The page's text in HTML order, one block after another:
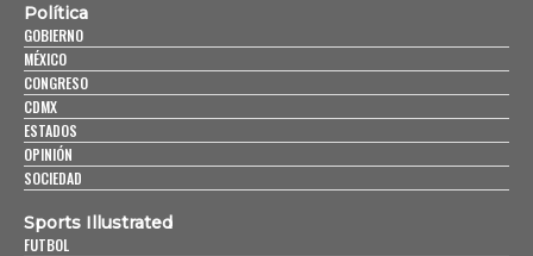
Política
GOBIERNO
MÉXICO
CONGRESO
CDMX
ESTADOS
OPINIÓN
SOCIEDAD
Sports Illustrated
FUTBOL